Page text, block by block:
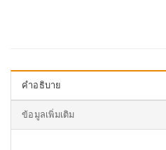
คำอธิบาย
ข้อมูลเพิ่มเติม